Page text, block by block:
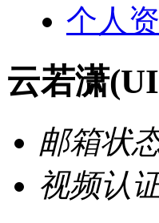
个人
云若潇
邮箱状
视频认